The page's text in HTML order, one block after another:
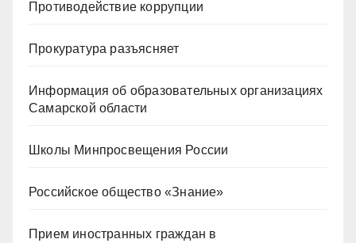
Противодействие коррупции
Прокуратура разъясняет
Информация об образовательных организациях
Самарской области
Школы Минпросвещения России
Российское общество «Знание»
Прием иностранных граждан в